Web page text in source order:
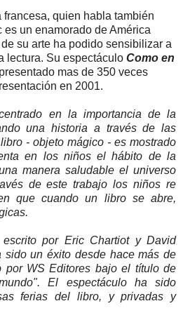
quien habla también
un enamorado de América
su arte ha podido sensibilizar a
lectura. Su espectáculo Como en
mas de 350 veces
en 2001.
en la importancia de la
una historia a través de las
- objeto mágico - es mostrado
en los niños el hábito de la
manera saludable el universo
de este trabajo los niños re
que cuando un libro se abre,
por Eric Chartioty David
un éxito desde hace más de
por WS Editores bajo el título de
El espectáculo ha sido
ferias del libro, y privadas y